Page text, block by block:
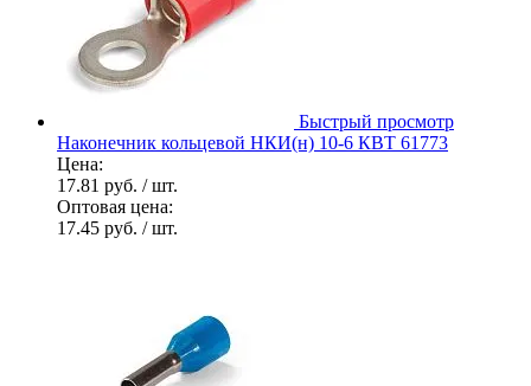
Быстрый просмотр
Наконечник кольцевой НКИ(н) 10-6 КВТ 61773
Цена:
17.81 руб. / шт.
Оптовая цена:
17.45 руб. / шт.